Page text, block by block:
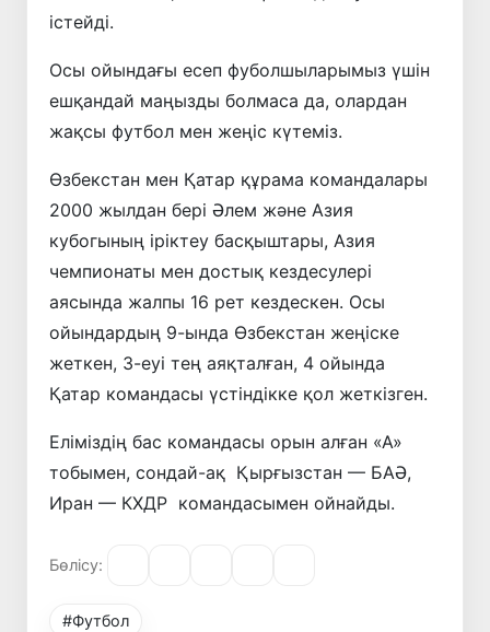
істейді.
Осы ойындағы есеп фуболшыларымыз үшін
ешқандай маңызды болмаса да, олардан
жақсы футбол мен жеңіс күтеміз.
Өзбекстан мен Қатар құрама командалары
2000 жылдан бері Әлем және Азия
кубогының іріктеу басқыштары, Азия
чемпионаты мен достық кездесулері
аясында жалпы 16 рет кездескен. Осы
ойындардың 9-ында Өзбекстан жеңіске
жеткен, 3-еуі тең аяқталған, 4 ойында
Қатар командасы үстіндікке қол жеткізген.
Еліміздің бас командасы орын алған «А»
тобымен, сондай-ақ Қырғызстан — БАӘ,
Иран — КХДР командасымен ойнайды.
Бөлісу:
#Футбол